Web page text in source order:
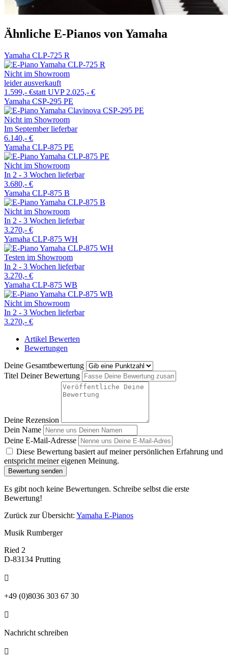
Ähnliche E-Pianos von Yamaha
Yamaha CLP-725 R
Nicht im Showroom
leider ausverkauft
1.599,- €statt UVP 2.025,- €
Yamaha CSP-295 PE
Nicht im Showroom
Im September lieferbar
6.140,- €
Yamaha CLP-875 PE
Nicht im Showroom
In 2 - 3 Wochen lieferbar
3.680,- €
Yamaha CLP-875 B
Nicht im Showroom
In 2 - 3 Wochen lieferbar
3.270,- €
Yamaha CLP-875 WH
Testen im Showroom
In 2 - 3 Wochen lieferbar
3.270,- €
Yamaha CLP-875 WB
Nicht im Showroom
In 2 - 3 Wochen lieferbar
3.270,- €
Artikel Bewerten
Bewertungen
Deine Gesamtbewertung
Titel Deiner Bewertung
Deine Rezension
Dein Name
Deine E-Mail-Adresse
Diese Bewertung basiert auf meiner persönlichen Erfahrung und
entspricht meiner eigenen Meinung.
Bewertung senden
Es gibt noch keine Bewertungen. Schreibe selbst die erste
Bewertung!
Zurück zur Übersicht: Yamaha E-Pianos
Musik Rumberger
Ried 2
D-83134 Prutting

+49 (0)8036 303 67 30

Nachricht schreiben
